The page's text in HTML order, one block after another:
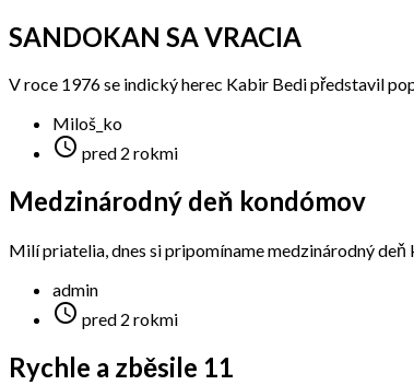
SANDOKAN SA VRACIA
V roce 1976 se indický herec Kabir Bedi představil
Miloš_ko
 pred 2 rokmi
Medzinárodný deň kondómov
Milí priatelia, dnes si pripomíname medzinárodný deň
admin
 pred 2 rokmi
Rychle a zběsile 11